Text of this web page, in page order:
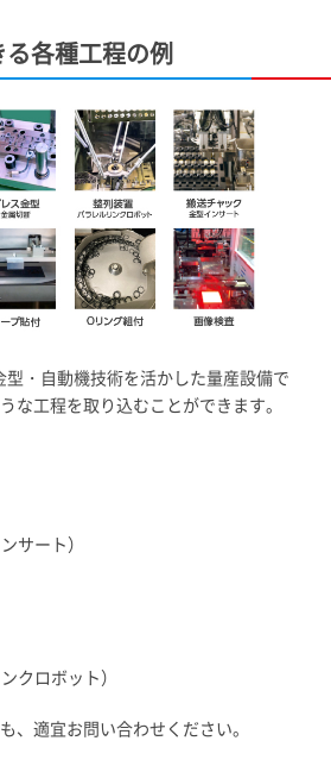
各種工程の例
型・自動機技術を活かした量産設備で
な工程を取り込むことができます。
サート）
クロボット）
、適宜お問い合わせください。